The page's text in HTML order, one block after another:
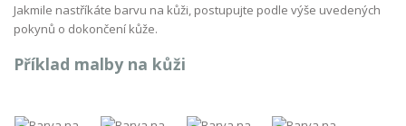
Jakmile nastříkáte barvu na kůži, postupujte podle výše uvedených
pokynů o dokončení kůže.
Příklad malby na kůži